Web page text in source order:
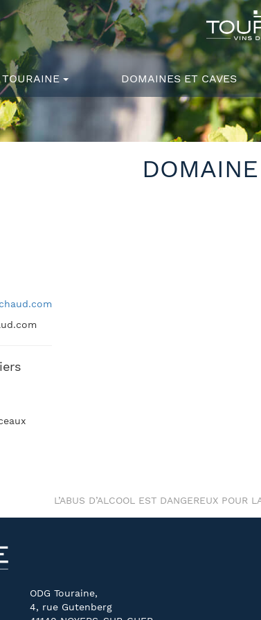
TOURAINE DOMAINES ET CAVES
L’ABUS D’ALCOOL EST DANGEREUX POUR
ODG Touraine,
4, rue Gutenberg